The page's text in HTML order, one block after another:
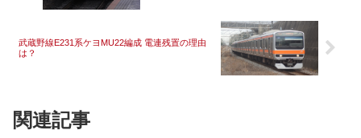
武蔵野線E231系ケヨMU22編成 電連残置の理由
は？
関連記事